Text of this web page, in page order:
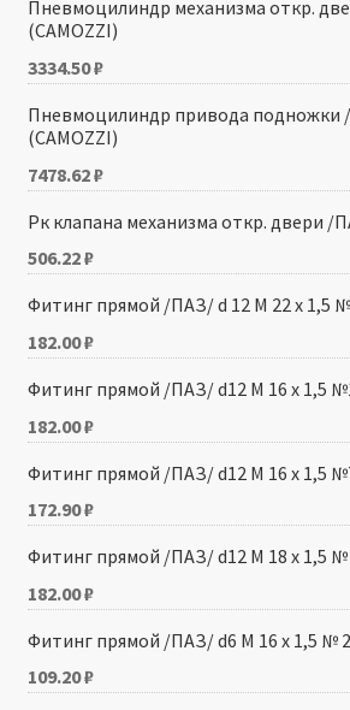
Пневмоцилиндр механизма откр.
(CAMOZZI)
3334.50₽
Пневмоцилиндр привода
(CAMOZZI)
7478.62₽
Рк клапана механизма откр. двери /
506.22₽
Фитинг прямой /ПАЗ/ d 12 М 22 x 1,5 №
182.00₽
Фитинг прямой /ПАЗ/ d12 М 16 x 1,5
182.00₽
Фитинг прямой /ПАЗ/ d12 М 16 x 1,5
172.90₽
Фитинг прямой /ПАЗ/ d12 М 18 x 1,5 №
182.00₽
Фитинг прямой /ПАЗ/ d6 М 16 x 1,5 № 2
109.20₽